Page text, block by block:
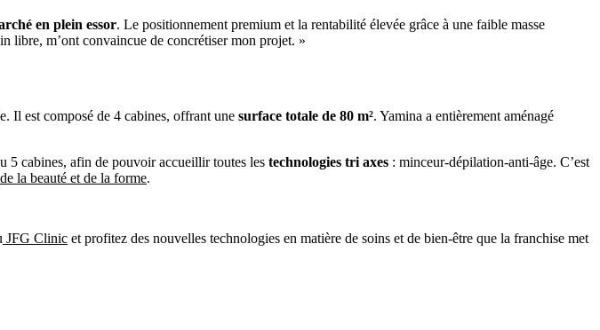
en plein essor. Le positionnement premium et la rentabilité élevée grâce à une faible masse
libre, m’ont convaincue de concrétiser mon projet. »
Il est composé de 4 cabines, offrant une surface totale de 80 m². Yamina a entièrement aménagé
5 cabines, afin de pouvoir accueillir toutes les technologies tri axes : minceur-dépilation-anti-âge. C’est
la beauté et de la forme.
JFG Clinic et profitez des nouvelles technologies en matière de soins et de bien-être que la franchise met